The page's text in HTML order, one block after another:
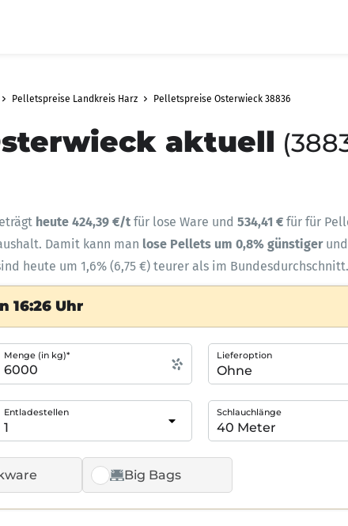
Pelletspreise Landkreis Harz Pelletspreise Osterwieck 38836
aktuell
heute 424,39 €/t für lose Ware und 534,41 € für für
Damit kann man lose Pellets um 0,8% günstiger
heute um 1,6% (6,75 €) teurer als im Bundesdurchschnitt.
16:26 Uhr
Big Bags
Menge (in kg)* Lieferoption
Entladestellen Schlauchlänge